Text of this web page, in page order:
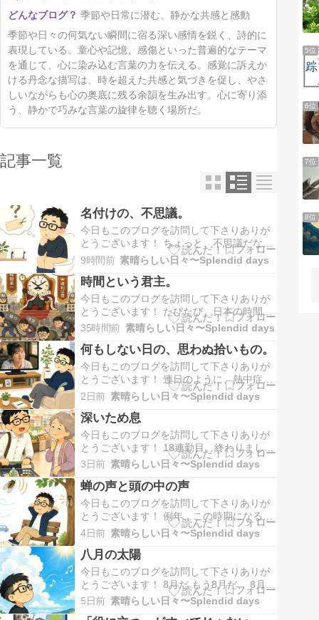
季節や日常に潜む、静かな共感と感動
季節や日々の何気ない瞬間に宿る深い感情を鋭く、詩的に
表現している。童心や記憶、感傷といった普遍的なテーマ
を通じて、心に染み込む言葉の力を伝える。感覚に訴えか
ける丹念な描写は、時を超えた共感と気づきを促し、やさ
しいながらも心の奥底に残る余韻を生み出す。心に寄り添
う、静かで巧みな言葉の旋律を聴く場所だ。
記事一覧
名付けの、不思議。
今日もこのブログを訪問して下さりありが
とうございます！ ちょっと、不思議だな…
と思うことがある。うんこをしていたとき
のことだ。いま出したこの物体は、身体の
中にある時には「うんこ」とは言わないの
に、体外に出た途端に名前がつく。これ、
けっこう不思議なことではないだろうか。
うんこだけで…
9時間前 素晴らしい日々〜Splendid days
時間という君主。
今日もこのブログを訪問して下さりありが
とうございます！ たびたび、日本の時間の
正確さについて、外国から賛美の声が寄せ
られることがある。電車はほぼ時刻表どお
りに到着する。待ち合わせにも遅れない。
約束した納期はきちんと守る。凄いこと
だ！自分たちにはそこまでできない。そん
な驚きと尊敬の…
35時間前 素晴らしい日々〜Splendid days
何もしない日の、思わぬ拾いもの。
今日もこのブログを訪問して下さりありが
とうございます！ 連日のように、熱中症ア
ラートがでていたのに、あら？これは秋
風？と思うような風が吹き、日陰に入れ
ば、エアコンの冷気が流れてきているのか
のような涼しさ。ここ数日、どうも脳内と
体感のギャップで、調子の狂う東京です😅
さて、今日は一日…
2日前 素晴らしい日々〜Splendid days
深いため息
今日もこのブログを訪問して下さりありが
とうございます！ 18連勤目。終わりました
よ、終わりました！明日は待望の丸一日フ
リー。今日は仕事をサクサクこなし、お昼
過ぎには終わった。連続勤務を終えた自分
へのご褒美みたいなもので、僕のお昼とし
てはちょっと贅沢に、サイゼリヤで好きな
ものを頼み…
3日前 素晴らしい日々〜Splendid days
蝉の声と頭の中の声
今日もこのブログを訪問して下さりありが
とうございます！ 例年、この時期になる
と、我が家の庭は蝉の幼虫が出てきた穴
で、地面が穴ぼこだらけになる、はず、な
のだけど、今年はほとんど見かけない。庭
を探しまわって、ようやくいくつか見つけ
られる程度だった。世の中でも、心なしか
蝉の鳴き声が少な…
4日前 素晴らしい日々〜Splendid days
八月の太陽
今日もこのブログを訪問して下さりありが
とうございます！ 8月だ もう8月だ、 8月だ
（ひでぴん😅）時の流れの速さと、忙殺さ
れていく毎日を嘆きながら、くだらない
5日前 素晴らしい日々〜Splendid days
5位
6位
7位
8位